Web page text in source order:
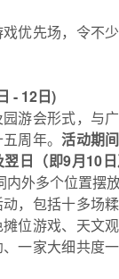
优先场，令不
- 12日)
游会形式，与
周年。活动期
日（即9月10
内外多个位置摆
，包括十多场
位游戏、天文观
一家大细共度